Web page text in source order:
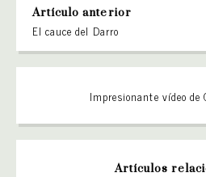
Artículo anterior
El cauce del Darro
Impresionante vídeo
Artículos